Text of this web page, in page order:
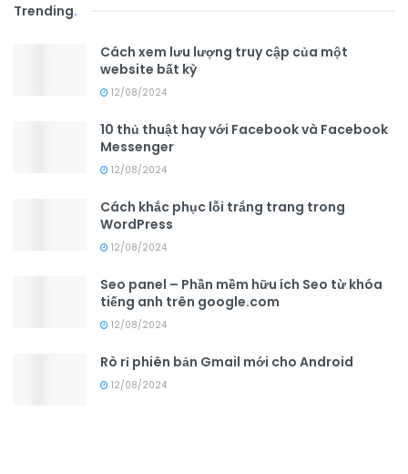
Trending.
Cách xem lưu lượng truy cập của một
website bất kỳ
12/08/2024
10 thủ thuật hay với Facebook và Facebook
Messenger
12/08/2024
Cách khắc phục lỗi trắng trang trong
WordPress
12/08/2024
Seo panel – Phần mềm hữu ích Seo từ khóa
tiếng anh trên google.com
12/08/2024
Rò rỉ phiên bản Gmail mới cho Android
12/08/2024